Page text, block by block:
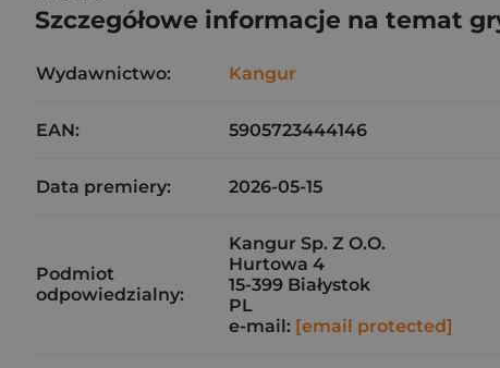
Szczegółowe informacje na temat
Wydawnictwo: Kangur
EAN: 5905723444146
Data premiery: 2026-05-15
Podmiot
odpowiedzialny:
Kangur Sp. Z O.O.
Hurtowa 4
15-399 Białystok
PL
e-mail: [email protected]